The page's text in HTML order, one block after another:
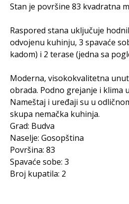
Stan je površine 83 kvadratna
Raspored stana uključuje
odvojenu kuhinju, 3 spavaće
kadom) i 2 terase (jedna sa
Moderna, visokokvalitetna
obrada. Podno grejanje i klima
Nameštaj i uređaji su u
skupa nemačka kuhinja.
Grad: Budva
Naselje: Gosopština
Površina: 83
Spavaće sobe: 3
Broj kupatila: 2